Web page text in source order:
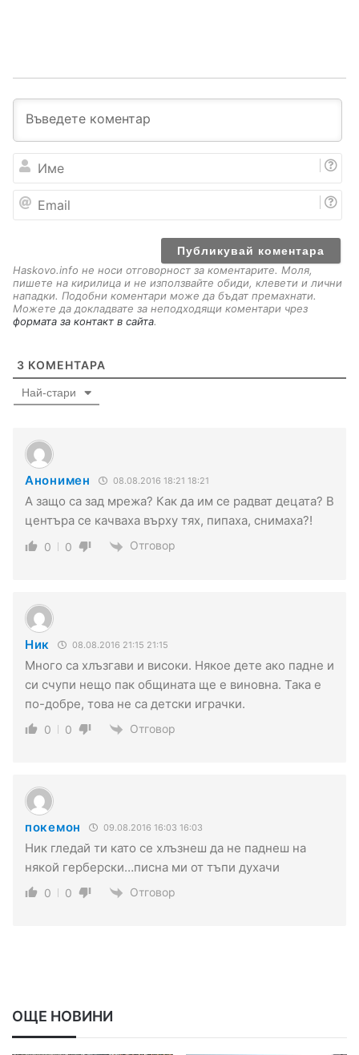
И
е
a
Haskovo.info не носи отговорност за коментарите. Моля,
пишете на кирилица и не използвайте обиди, клевети и лични
нападки. Подобни коментари може да бъдат премахнати.
Можете да докладвате за неподходящи коментари чрез
формата за контакт в сайта.
3 КОМЕНТАРА
Най-стари
Анонимен 08.08.2016 18:21 18:21
А защо са зад мрежа? Как да им се радват децата? В
центъра се качваха върху тях, пипаха, снимаха?!
0 0 Отговор
Ник 08.08.2016 21:15 21:15
Много са хлъзгави и високи. Някое дете ако падне и
си счупи нещо пак общината ще е виновна. Така е
по-добре, това не са детски играчки.
0 0 Отговор
покемон 09.08.2016 16:03 16:03
Ник гледай ти като се хлъзнеш да не паднеш на
някой герберски…писна ми от тъпи духачи
0 0 Отговор
ОЩЕ НОВИНИ